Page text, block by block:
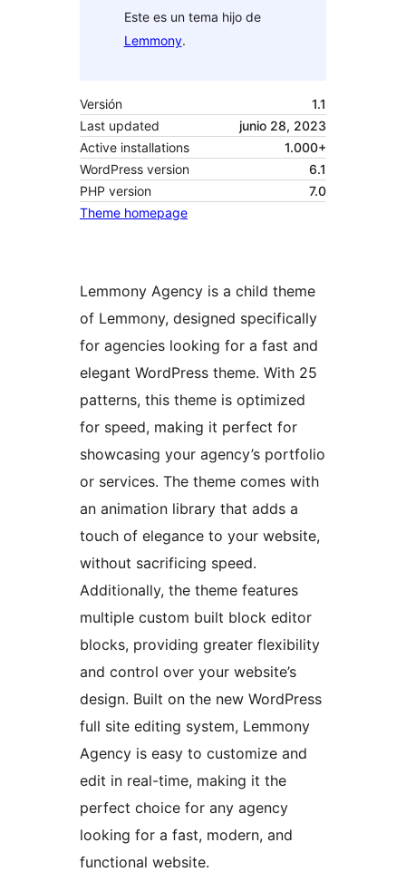
Este es un tema hijo de
Lemmony.
Versión
1.1
Last updated
junio 28, 2023
Active installations
1.000+
WordPress version
6.1
PHP version
7.0
Theme homepage
Lemmony Agency is a child theme
of Lemmony, designed specifically
for agencies looking for a fast and
elegant WordPress theme. With 25
patterns, this theme is optimized
for speed, making it perfect for
showcasing your agency’s portfolio
or services. The theme comes with
an animation library that adds a
touch of elegance to your website,
without sacrificing speed.
Additionally, the theme features
multiple custom built block editor
blocks, providing greater flexibility
and control over your website’s
design. Built on the new WordPress
full site editing system, Lemmony
Agency is easy to customize and
edit in real-time, making it the
perfect choice for any agency
looking for a fast, modern, and
functional website.